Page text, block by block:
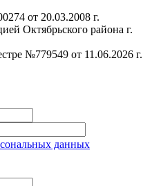
от 20.03.2008 г.
Октябрьского района г.
№779549 от 11.06.2026 г.
данных